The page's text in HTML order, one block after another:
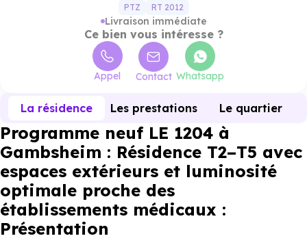
PTZ RT 2012
Livraison immédiate
Ce bien vous intéresse ?
Appel Contact Whatsapp
La résidence Les prestations Le quartier
Programme neuf LE 1204 à
Gambsheim : Résidence T2–T5 avec
espaces extérieurs et luminosité
optimale proche des
établissements médicaux :
Présentation